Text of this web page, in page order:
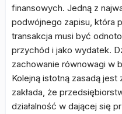
finansowych. Jedną z
podwójnego zapisu, która
transakcja musi być
przychód i jako wydatek.
zachowanie równowagi w
Kolejną istotną zasadą jest
zakłada, że
działalność w dającej się